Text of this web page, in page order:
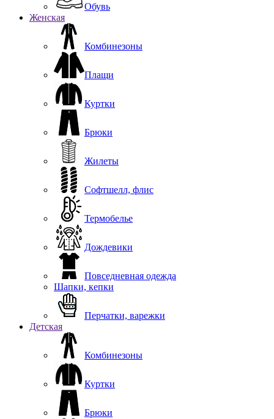
Обувь
Женская
Комбинезоны
Плащи
Куртки
Брюки
Жилеты
Софтшелл, флис
Термобелье
Дождевики
Повседневная одежда
Шапки, кепки
Перчатки, варежки
Детская
Комбинезоны
Куртки
Брюки